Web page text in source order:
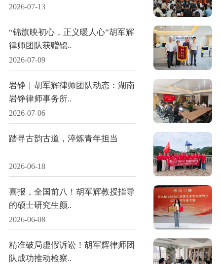
2026-07-13
“锦旗映初心，正义暖人心”胡军辉
律师团队获赠锦..
2026-07-09
岩铮｜胡军辉律师团队动态：湖南
岩铮律师事务所..
2026-07-06
踏寻古韵古道，淬炼青年担当
2026-06-18
喜报，全国前八！胡军辉教授指导
的硕士研究生颜..
2026-06-08
精准破局虚假诉讼！胡军辉律师团
队成功推动检察..